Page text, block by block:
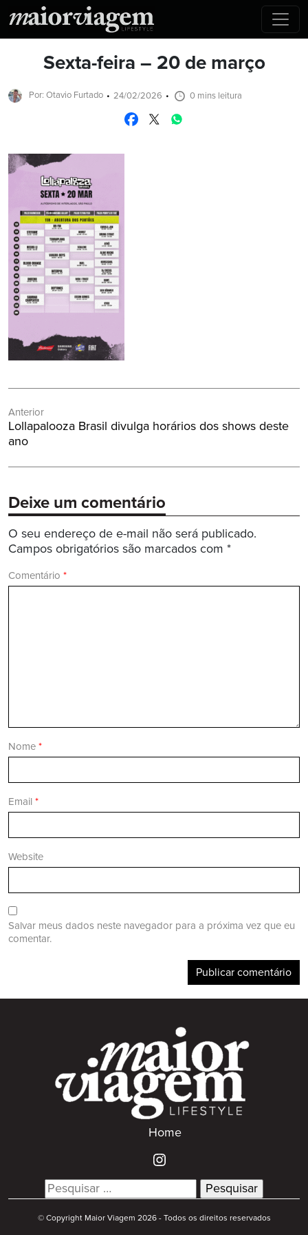
Sexta-feira – 20 de março
Por: Otavio Furtado 24/02/2026 0 mins leitura
de
Post
Anterior
Post
Anterior:
Lollapalooza Brasil divulga horários dos shows deste
ano
Deixe um comentário
O seu endereço de e-mail não será publicado.
Campos obrigatórios são marcados com *
Comentário *
Nome *
Email *
Website
Salvar meus dados neste navegador para a próxima vez que eu
comentar.
Home
Search
for:
© Copyright Maior Viagem 2026 - Todos os direitos reservados